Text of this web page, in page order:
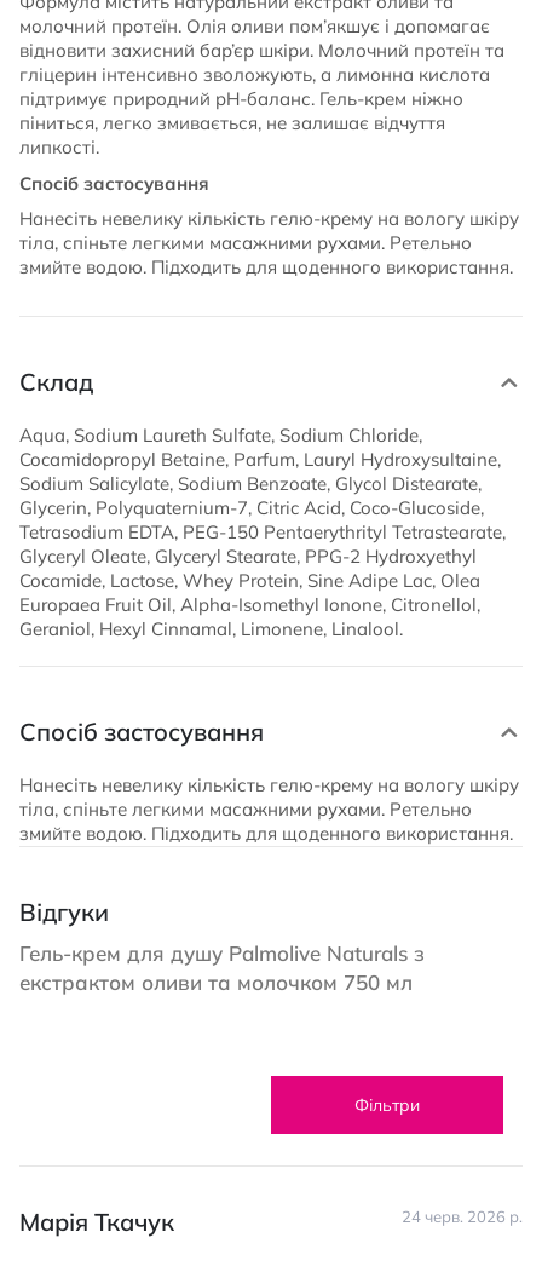
молочний протеїн. Олія оливи пом’якшує і допомагає
відновити захисний бар’єр шкіри. Молочний протеїн та
гліцерин інтенсивно зволожують, а лимонна кислота
підтримує природний pH-баланс. Гель-крем ніжно
піниться, легко змивається, не залишає відчуття
липкості.
Спосіб застосування
Нанесіть невелику кількість гелю-крему на вологу шкіру
тіла, спіньте легкими масажними рухами. Ретельно
змийте водою. Підходить для щоденного використання.
Склад
Aqua, Sodium Laureth Sulfate, Sodium Chloride,
Cocamidopropyl Betaine, Parfum, Lauryl Hydroxysultaine,
Sodium Salicylate, Sodium Benzoate, Glycol Distearate,
Glycerin, Polyquaternium-7, Citric Acid, Coco-Glucoside,
Tetrasodium EDTA, PEG-150 Pentaerythrityl Tetrastearate,
Glyceryl Oleate, Glyceryl Stearate, PPG-2 Hydroxyethyl
Cocamide, Lactose, Whey Protein, Sine Adipe Lac, Olea
Europaea Fruit Oil, Alpha-Isomethyl Ionone, Citronellol,
Geraniol, Hexyl Cinnamal, Limonene, Linalool.
Спосіб застосування
Нанесіть невелику кількість гелю-крему на вологу шкіру
тіла, спіньте легкими масажними рухами. Ретельно
змийте водою. Підходить для щоденного використання.
Відгуки
Гель-крем для душу Palmolive Naturals з
екстрактом оливи та молочком 750 мл
Фільтри
Марія Ткачук 24 черв. 2026 р.